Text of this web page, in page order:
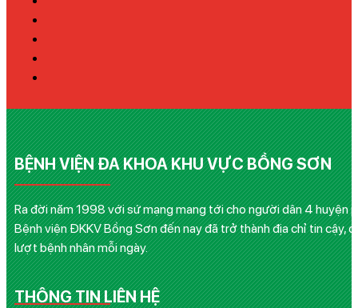
BỆNH VIỆN ĐA KHOA KHU VỰC BỒNG SƠN
Ra đời năm 1998 với sứ mạng mang tới cho người dân 4 huyện
Bệnh viện ĐKKV Bồng Sơn đến nay đã trở thành địa chỉ tin cậy,
lượt bệnh nhân mỗi ngày.
THÔNG TIN LIÊN HỆ